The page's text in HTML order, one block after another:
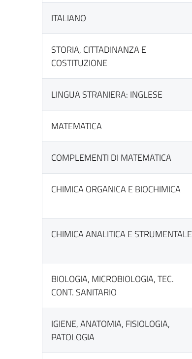
ITALIANO
STORIA, CITTADINANZA E
COSTITUZIONE
LINGUA STRANIERA: INGLESE
MATEMATICA
COMPLEMENTI DI MATEMATICA
CHIMICA ORGANICA E BIOCHIMICA
CHIMICA ANALITICA E STRUMENTALE
BIOLOGIA, MICROBIOLOGIA, TEC.
CONT. SANITARIO
IGIENE, ANATOMIA, FISIOLOGIA,
PATOLOGIA